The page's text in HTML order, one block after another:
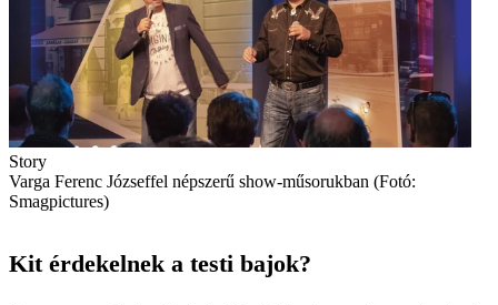
Story
Varga Ferenc Józseffel népszerű show-műsorukban (Fotó:
Smagpictures)
Kit érdekelnek a testi bajok?